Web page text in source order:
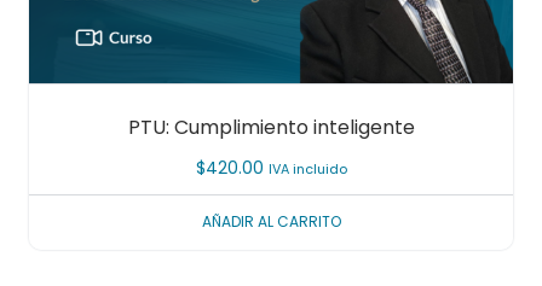
PTU: Cumplimiento inteligente
$420.00 IVA incluido
AÑADIR AL CARRITO